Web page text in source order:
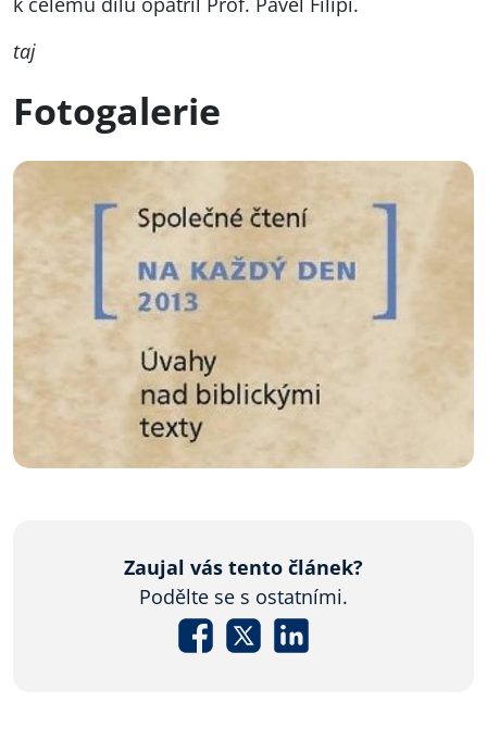
taj
Fotogalerie
Zaujal vás tento článek?
Podělte se s ostatními.